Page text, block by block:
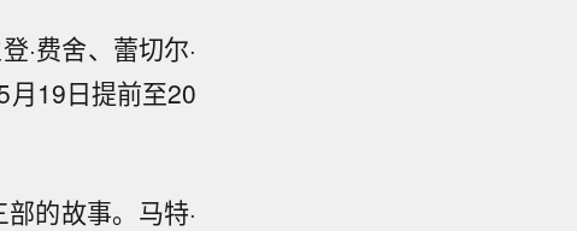
·费舍、蕾切尔·
月19日提前至20
的故事。马特·